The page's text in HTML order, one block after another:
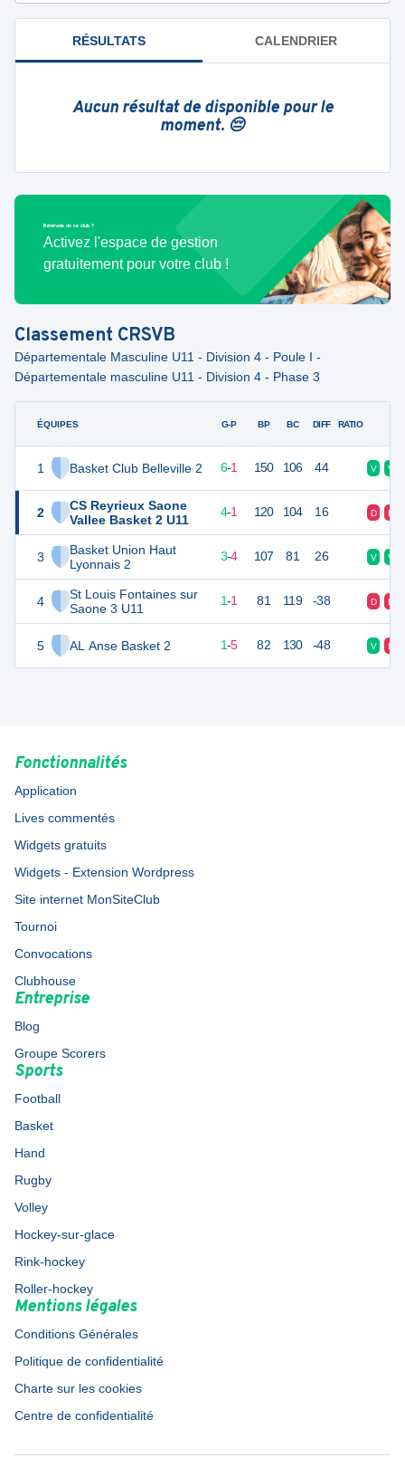
RÉSULTATS CALENDRIER
Aucun résultat de disponible pour le
moment. 😔
Bénévole de ce club ?
Activez l'espace de gestion
gratuitement pour votre club !
Classement CRSVB
Départementale Masculine U11 - Division 4 - Poule I -
Départementale masculine U11 - Division 4 - Phase 3
ÉQUIPES
1 Basket Club Belleville 2
2
CS Reyrieux Saone
Vallee Basket 2 U11
3
Basket Union Haut
Lyonnais 2
4
St Louis Fontaines sur
Saone 3 U11
5 AL Anse Basket 2
G-P BP BC DIFF RATIO
21 8 6-1 150 106 44 V V
17 4-1 120 104 16 D D
13 3-4 107 81 26 V V
10 7 1-1 81 119 -38 D D
8 1-5 82 130 -48 V D
Fonctionnalités
Application
Lives commentés
Widgets gratuits
Widgets - Extension Wordpress
Site internet MonSiteClub
Tournoi
Convocations
Clubhouse
Entreprise
Blog
Groupe Scorers
Sports
Football
Basket
Hand
Rugby
Volley
Hockey-sur-glace
Rink-hockey
Roller-hockey
Mentions légales
Conditions Générales
Politique de confidentialité
Charte sur les cookies
Centre de confidentialité